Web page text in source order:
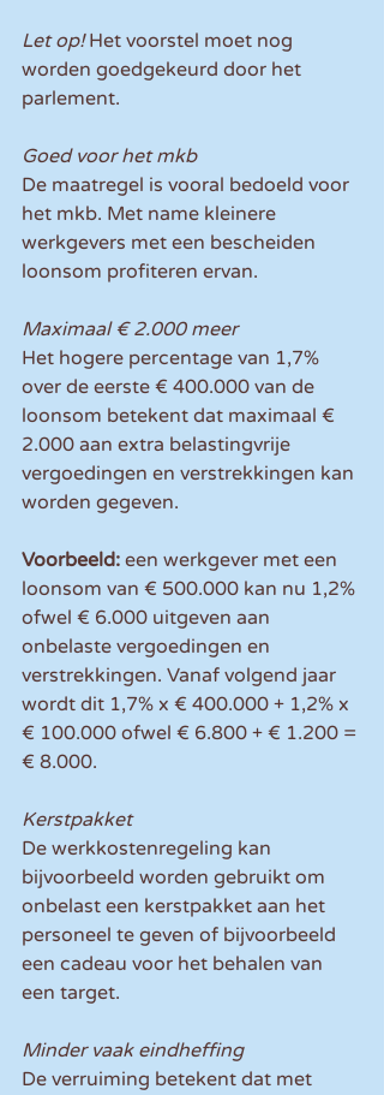
Let op! Het voorstel moet nog
worden goedgekeurd door het
parlement.
Goed voor het mkb
De maatregel is vooral bedoeld voor
het mkb. Met name kleinere
werkgevers met een bescheiden
loonsom profiteren ervan.
Maximaal € 2.000 meer
Het hogere percentage van 1,7%
over de eerste € 400.000 van de
loonsom betekent dat maximaal €
2.000 aan extra belastingvrije
vergoedingen en verstrekkingen kan
worden gegeven.
Voorbeeld: een werkgever met een
loonsom van € 500.000 kan nu 1,2%
ofwel € 6.000 uitgeven aan
onbelaste vergoedingen en
verstrekkingen. Vanaf volgend jaar
wordt dit 1,7% x € 400.000 + 1,2% x
€ 100.000 ofwel € 6.800 + € 1.200 =
€ 8.000.
Kerstpakket
De werkkostenregeling kan
bijvoorbeeld worden gebruikt om
onbelast een kerstpakket aan het
personeel te geven of bijvoorbeeld
een cadeau voor het behalen van
een target.
Minder vaak eindheffing
De verruiming betekent dat met